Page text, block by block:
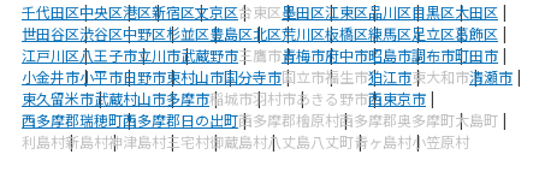
千代田区中央区港区新宿区文京区台東区墨田区江東区品川区目黒区大田区
世田谷区渋谷区中野区杉並区豊島区北区荒川区板橋区練馬区足立区葛飾区
江戸川区八王子市立川市武蔵野市三鷹市青梅市府中市昭島市調布市町田市
小金井市小平市日野市東村山市国分寺市国立市福生市狛江市東大和市清瀬市
東久留米市武蔵村山市多摩市稲城市羽村市あきる野市西東京市
西多摩郡瑞穂町西多摩郡日の出町西多摩郡檜原村西多摩郡奥多摩町大島町
利島村新島村神津島村三宅村御蔵島村八丈島八丈町青ヶ島村小笠原村